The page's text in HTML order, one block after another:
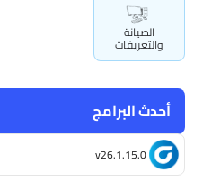
الصيانة
والتعريفات
أحدث البرامج
v26.1.15.0